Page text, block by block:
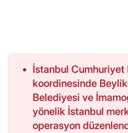
İstanbul Cumhuriyet
koordinesinde
Belediyesi ve
yönelik İstanbul
operasyon